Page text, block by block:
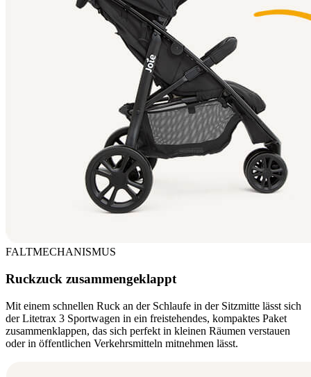
FALTMECHANISMUS
Ruckzuck zusammengeklappt
Mit einem schnellen Ruck an der Schlaufe in der Sitzmitte lässt sich
der Litetrax 3 Sportwagen in ein freistehendes, kompaktes Paket
zusammenklappen, das sich perfekt in kleinen Räumen verstauen
oder in öffentlichen Verkehrsmitteln mitnehmen lässt.